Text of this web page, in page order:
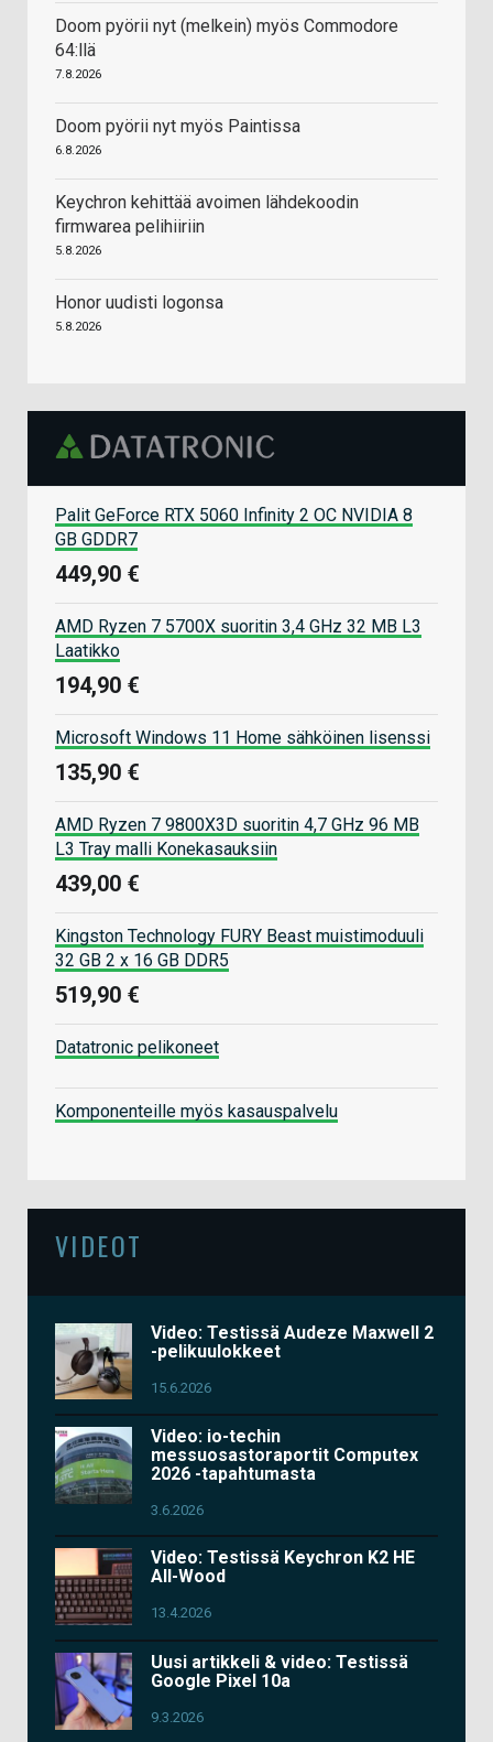
Doom pyörii nyt (melkein) myös Commodore
64:llä
7.8.2026
Doom pyörii nyt myös Paintissa
6.8.2026
Keychron kehittää avoimen lähdekoodin
firmwarea pelihiiriin
5.8.2026
Honor uudisti logonsa
5.8.2026
Palit GeForce RTX 5060 Infinity 2 OC NVIDIA 8
GB GDDR7
449,90 €
AMD Ryzen 7 5700X suoritin 3,4 GHz 32 MB L3
Laatikko
194,90 €
Microsoft Windows 11 Home sähköinen lisenssi
135,90 €
AMD Ryzen 7 9800X3D suoritin 4,7 GHz 96 MB
L3 Tray malli Konekasauksiin
439,00 €
Kingston Technology FURY Beast muistimoduuli
32 GB 2 x 16 GB DDR5
519,90 €
Datatronic pelikoneet
Komponenteille myös kasauspalvelu
VIDEOT
Video: Testissä Audeze Maxwell 2
-pelikuulokkeet
15.6.2026
Video: io-techin
messuosastoraportit Computex
2026 -tapahtumasta
3.6.2026
Video: Testissä Keychron K2 HE
All-Wood
13.4.2026
Uusi artikkeli & video: Testissä
Google Pixel 10a
9.3.2026